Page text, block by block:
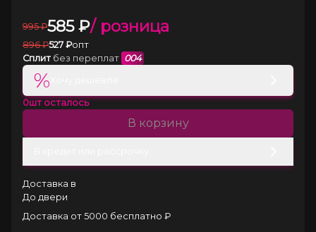
995 ₽585₽/ розница
896 ₽527 ₽опт
Сплит без переплат 004
%
0шт осталось
В корзину
Доставка в
До двери
Доставка от 5000 бесплатно ₽